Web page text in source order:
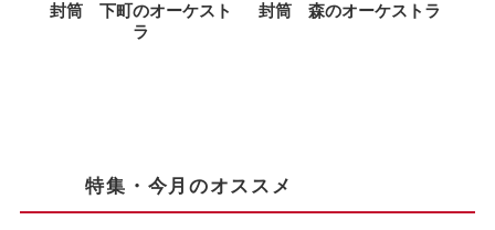
封筒 下町のオーケスト
ラ
封筒 森のオーケストラ
特集・今月のオススメ